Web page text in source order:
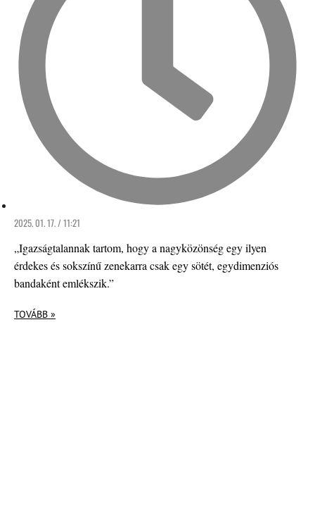
2025. 01. 17. / 11:21
„Igazságtalannak tartom, hogy a nagyközönség egy ilyen
érdekes és sokszínű zenekarra csak egy sötét, egydimenziós
bandaként emlékszik.”
TOVÁBB »